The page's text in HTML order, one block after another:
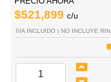
$521,899 c/u
IVA INCLUIDO | NO INCLUYE RIN